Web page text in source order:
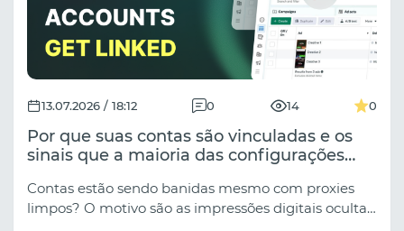
13.07.2026 / 18:12 0 14 0
Por que suas contas são vinculadas e os
sinais que a maioria das configurações
Contas estão sendo banidas mesmo com proxies
limpos? O motivo são as impressões digitais ocultas